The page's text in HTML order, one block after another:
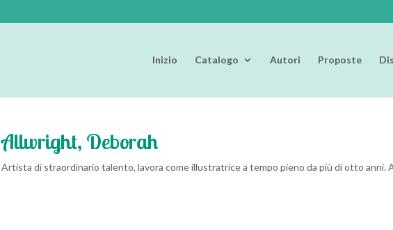
Inizio Catalogo Autori Proposte
Allwright, Deborah
Artista di straordinario talento, lavora come illustratrice a tempo pieno da più di otto anni.